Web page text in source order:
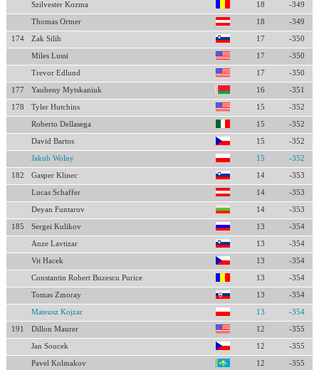
Szilvester Kozma 18 -349
Thomas Ortner 18 -349
174 Zak Silih 17 -350
Miles Lussi 17 -350
Trevor Edlund 17 -350
177 Yauheny Mytskaniuk 16 -351
178 Tyler Hutchins 15 -352
Roberto Dellasega 15 -352
David Bartos 15 -352
Jakub Wolny 15 -352
182 Gasper Klinec 14 -353
Lucas Schaffer 14 -353
Deyan Funtarov 14 -353
185 Sergei Kulikov 13 -354
Anze Lavtizar 13 -354
Vit Hacek 13 -354
Constantin Robert Buzescu Purice 13 -354
Tomas Zmoray 13 -354
Mateusz Kojzar 13 -354
191 Dillon Maurer 12 -355
Jan Soucek 12 -355
Pavel Kolmakov 12 -355